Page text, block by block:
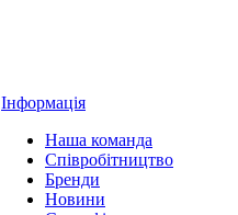
Інформація
Наша команда
Співробітництво
Бренди
Новини